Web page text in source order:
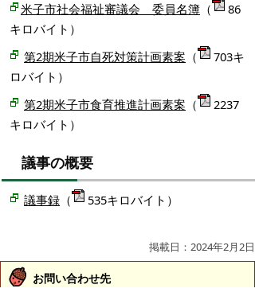
米子市社会福祉審議会 委員名簿 （
86
キロバイト）
第2期米子市自死対策計画素案 （
703キ
ロバイト）
第2期米子市食育推進計画素案 （
2237
キロバイト）
議事の概要
議事録 （ 535キロバイト）
掲載日：2024年2月2日
お問い合わせ先